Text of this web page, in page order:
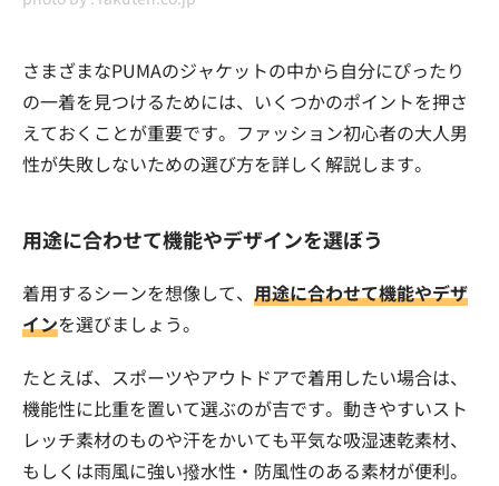
さまざまなPUMAのジャケットの中から自分にぴったり
の一着を見つけるためには、いくつかのポイントを押さ
えておくことが重要です。ファッション初心者の大人男
性が失敗しないための選び方を詳しく解説します。
用途に合わせて機能やデザインを選ぼう
着用するシーンを想像して、 用途に合わせて機能やデザ
インを選びましょう。
たとえば、スポーツやアウトドアで着用したい場合は、
機能性に比重を置いて選ぶのが吉です。動きやすいスト
レッチ素材のものや汗をかいても平気な吸湿速乾素材、
もしくは雨風に強い撥水性・防風性のある素材が便利。